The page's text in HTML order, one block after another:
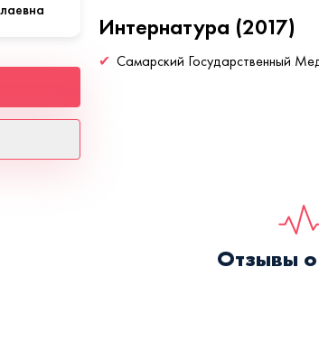
Интернатура (2017)
Самарский Государственный
Отзывы